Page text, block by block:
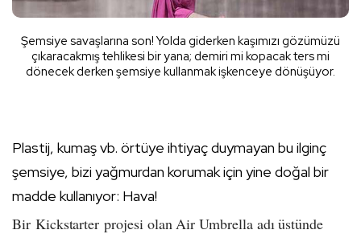
Şemsiye savaşlarına son! Yolda giderken kaşımızı gözümüzü
çıkaracakmış tehlikesi bir yana; demiri mi kopacak ters mi
dönecek derken şemsiye kullanmak işkenceye dönüşüyor.
Plastij, kumaş vb. örtüye ihtiyaç duymayan bu ilginç
şemsiye, bizi yağmurdan korumak için yine doğal bir
madde kullanıyor: Hava!
Bir Kickstarter projesi olan Air Umbrella adı üstünde